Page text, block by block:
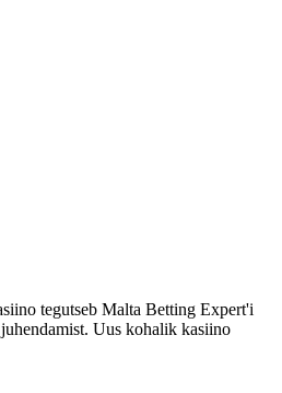
tegutseb Malta Betting Expert'i
Uus kohalik kasiino